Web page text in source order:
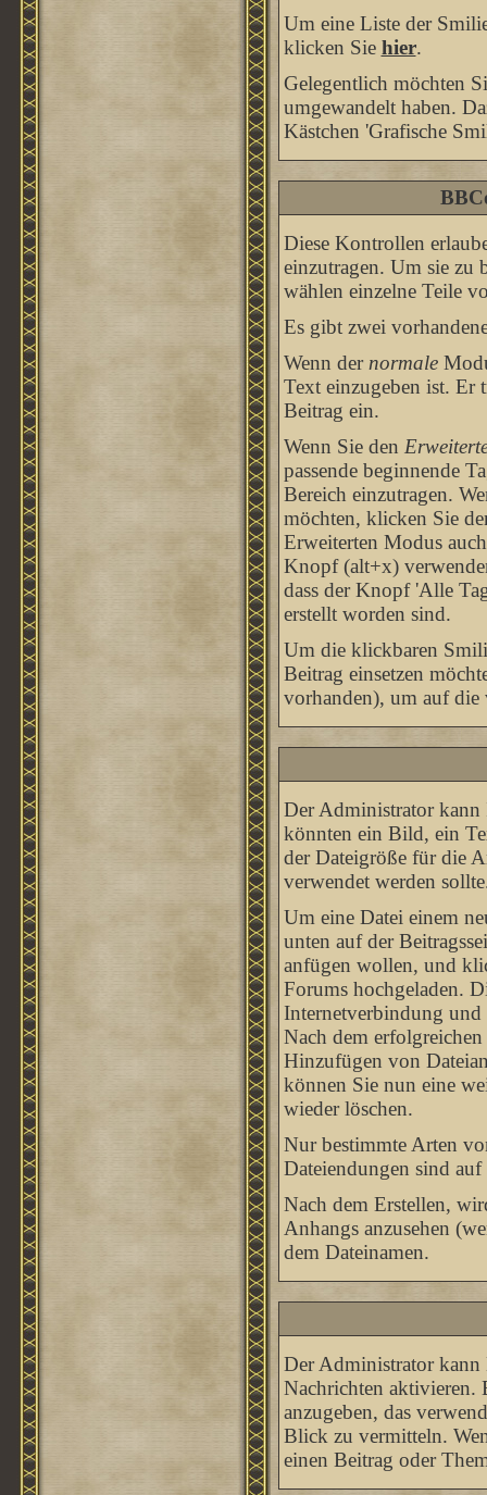
Um eine Liste der
klicken Sie hier.
Gelegentlich möchten
umgewandelt haben.
Kästchen 'Grafische
Diese Kontrollen
einzutragen. Um sie zu
wählen einzelne Teile
Es gibt zwei
Wenn der normale
Text einzugeben ist. Er
Beitrag ein.
Wenn Sie den
passende beginnende
Bereich einzutragen.
möchten, klicken Sie
Erweiterten Modus
Knopf (alt+x)
dass der Knopf 'Alle
erstellt worden sind.
Um die klickbaren
Beitrag einsetzen
vorhanden), um auf
Der Administrator kann
könnten ein Bild, ein
der Dateigröße für die
verwendet werden
Um eine Datei einem
unten auf der
anfügen wollen, und
Forums hochgeladen.
Internetverbindung und
Nach dem
Hinzufügen von
können Sie nun eine
wieder löschen.
Nur bestimmte Arten
Dateiendungen sind
Nach dem Erstellen,
Anhangs anzusehen
dem Dateinamen.
Der Administrator kann
Nachrichten aktivieren.
anzugeben, das
Blick zu vermitteln.
einen Beitrag oder